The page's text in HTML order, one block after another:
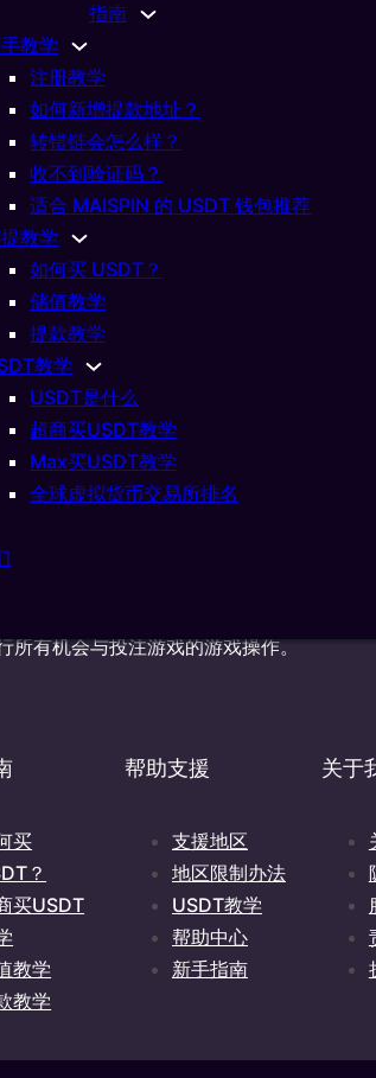
指南
教学
注册教学
如何新增提款地址？
转错链会怎么样？
收不到验证码？
适合 MAISPIN 的 USDT 钱包推荐
教学
如何买 USDT？
储值教学
提款教学
教学
USDT是什么
超商买USDT教学
Max买USDT教学
全球虚拟货币交易所排名
索岛法律注册成立的公司，公司编号为
所有机会与投注游戏的游戏操作。
买
？
买USDT
教学
教学
帮助支援
支援地区
地区限制办法
USDT教学
帮助中心
新手指南
关于